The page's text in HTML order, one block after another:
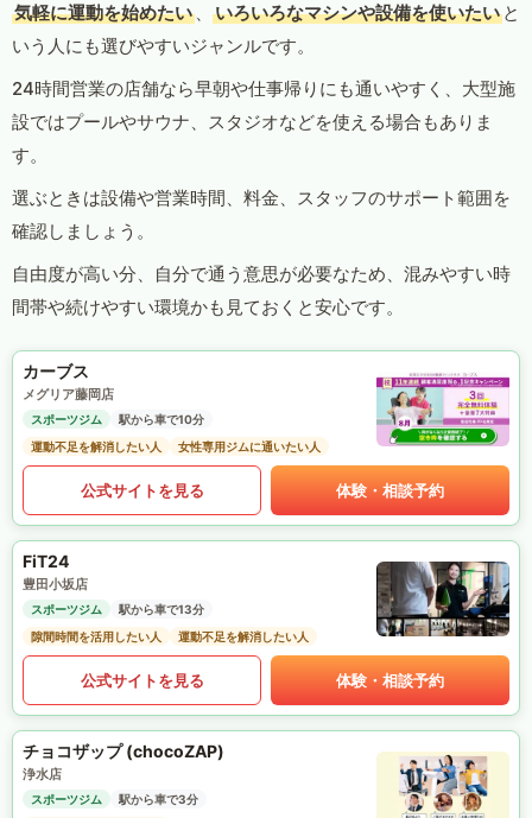
気軽に運動を始めたい 、 いろいろなマシンや設備を使いたい と
いう人にも選びやすいジャンルです。
24時間営業の店舗なら早朝や仕事帰りにも通いやすく、大型施
設ではプールやサウナ、スタジオなどを使える場合もありま
す。
選ぶときは設備や営業時間、料金、スタッフのサポート範囲を
確認しましょう。
自由度が高い分、自分で通う意思が必要なため、混みやすい時
間帯や続けやすい環境かも見ておくと安心です。
カーブス
メグリア藤岡店
スポーツジム
駅から車で10分
運動不足を解消したい人
女性専用ジムに通いたい人
公式サイトを見る 体験・相談予約
FiT24
豊田小坂店
スポーツジム
駅から車で13分
隙間時間を活用したい人
運動不足を解消したい人
公式サイトを見る 体験・相談予約
チョコザップ (chocoZAP)
浄水店
スポーツジム
駅から車で3分